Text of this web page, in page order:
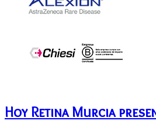
Hoy Retina Murcia